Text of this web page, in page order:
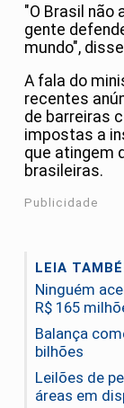
"O Brasil não
gente
mundo",
A fala do
recentes
de barreiras
impostas a
que atingem
brasileiras.
Publicidade
LEIA
Ninguém
R$ 165
Balança
bilhões
Leilões de
áreas em